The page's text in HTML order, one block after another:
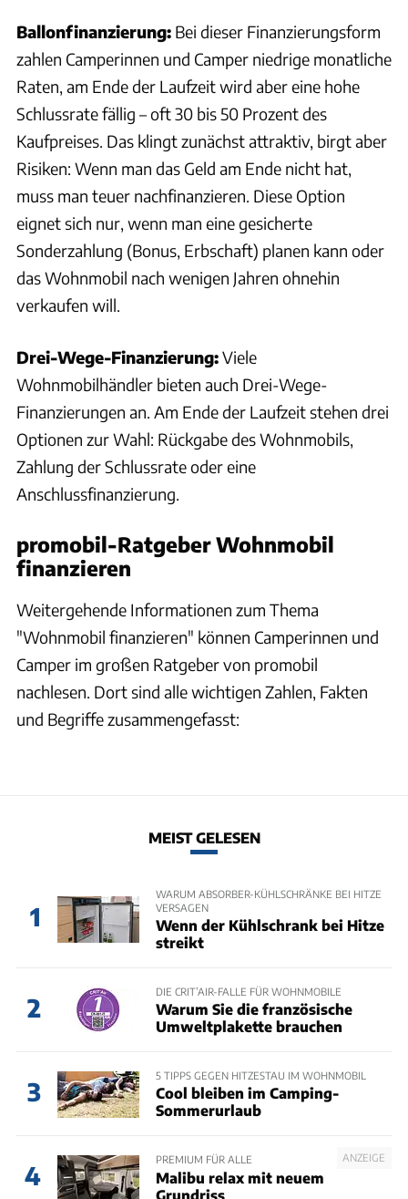
Ballonfinanzierung: Bei dieser Finanzierungsform
zahlen Camperinnen und Camper niedrige monatliche
Raten, am Ende der Laufzeit wird aber eine hohe
Schlussrate fällig – oft 30 bis 50 Prozent des
Kaufpreises. Das klingt zunächst attraktiv, birgt aber
Risiken: Wenn man das Geld am Ende nicht hat,
muss man teuer nachfinanzieren. Diese Option
eignet sich nur, wenn man eine gesicherte
Sonderzahlung (Bonus, Erbschaft) planen kann oder
das Wohnmobil nach wenigen Jahren ohnehin
verkaufen will.
Drei-Wege-Finanzierung:Viele
Wohnmobilhändler bieten auch Drei-Wege-
Finanzierungen an. Am Ende der Laufzeit stehen drei
Optionen zur Wahl: Rückgabe des Wohnmobils,
Zahlung der Schlussrate oder eine
Anschlussfinanzierung.
promobil-Ratgeber Wohnmobil
finanzieren
Weitergehende Informationen zum Thema
"Wohnmobil finanzieren" können Camperinnen und
Camper im großen Ratgeber von promobil
nachlesen. Dort sind alle wichtigen Zahlen, Fakten
und Begriffe zusammengefasst:
MEIST GELESEN
1
WARUM ABSORBER-KÜHLSCHRÄNKE BEI HITZE
VERSAGEN
Wenn der Kühlschrank bei Hitze
streikt
2
DIE CRIT’AIR-FALLE FÜR WOHNMOBILE
Warum Sie die französische
Umweltplakette brauchen
3
5 TIPPS GEGEN HITZESTAU IM WOHNMOBIL
Cool bleiben im Camping-
Sommerurlaub
4
ANZEIGE
PREMIUM FÜR ALLE
Malibu relax mit neuem
Grundriss